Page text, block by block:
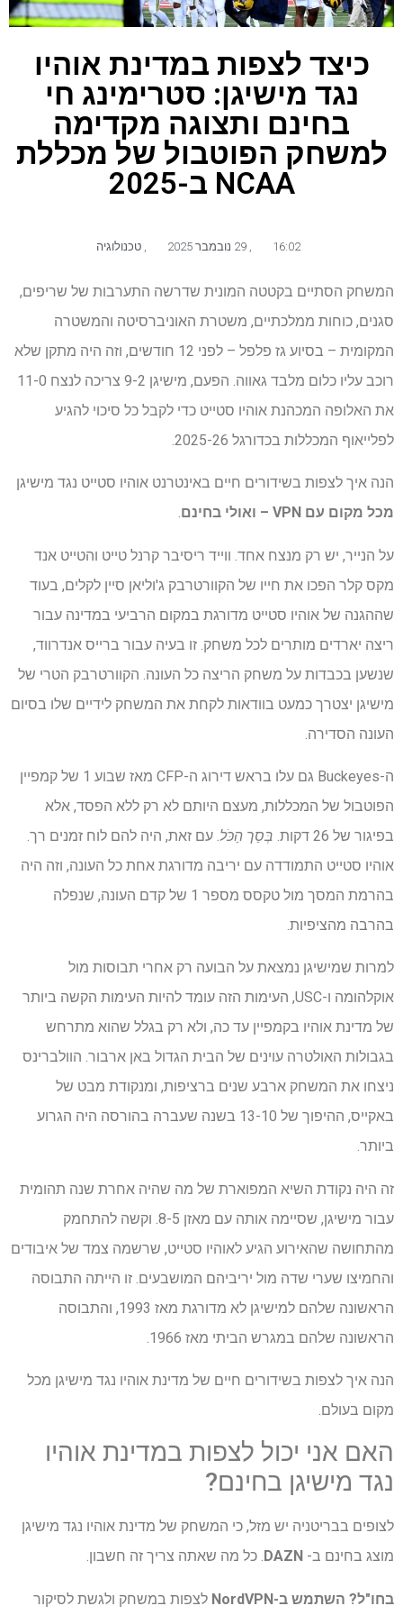
כיצד לצפות במדינת אוהיו
נגד מישיגן: סטרימינג חי
בחינם ותצוגה מקדימה
למשחק הפוטבול של מכללת
NCAA ב-2025
16:02 29 נובמבר 2025 טכנולוגיה
המשחק הסתיים בקטטה המונית שדרשה התערבות של שריפים,
סגנים, כוחות ממלכתיים, משטרת האוניברסיטה והמשטרה
המקומית – בסיוע גז פלפל – לפני 12 חודשים, וזה היה מתקן שלא
רוכב עליו כלום מלבד גאווה. הפעם, מישיגן 9-2 צריכה לנצח 11-0
את האלופה המכהנת אוהיו סטייט כדי לקבל כל סיכוי להגיע
לפלייאוף המכללות בכדורגל 2025-26.
הנה איך לצפות בשידורים חיים באינטרנט אוהיו סטייט נגד מישיגן
מכל מקום עם VPN
– ואולי בחינם.
על הנייר, יש רק מנצח אחד. ווייד ריסיבר קרנל טייט והטייט אנד
מקס קלר הפכו את חייו של הקוורטרבק ג'וליאן סיין לקלים, בעוד
שההגנה של אוהיו סטייט מדורגת במקום הרביעי במדינה עבור
ריצה יארדים מותרים לכל משחק. זו בעיה עבור ברייס אנדרווד,
שנשען בכבדות על משחק הריצה כל העונה. הקוורטרבק הטרי של
מישיגן יצטרך כמעט בוודאות לקחת את המשחק לידיים שלו בסיום
העונה הסדירה.
ה-Buckeyes גם עלו בראש דירוג ה-CFP מאז שבוע 1 של קמפיין
הפוטבול של המכללות, מעצם היותם לא רק ללא הפסד, אלא
בפיגור של 26 דקות.
בְּסַך הַכֹּל. עם זאת, היה להם לוח זמנים רך.
אוהיו סטייט התמודדה עם יריבה מדורגת אחת כל העונה, וזה היה
בהרמת המסך מול טקסס מספר 1 של קדם העונה, שנפלה
בהרבה מהציפיות.
למרות שמישיגן נמצאת על הבועה רק אחרי תבוסות מול
אוקלהומה ו-USC, העימות הזה עומד להיות העימות הקשה ביותר
של מדינת אוהיו בקמפיין עד כה, ולא רק בגלל שהוא מתרחש
בגבולות האולטרה עוינים של הבית הגדול באן ארבור. הוולברינס
ניצחו את המשחק ארבע שנים ברציפות, ומנקודת מבט של
באקייס, ההיפוך של 13-10 בשנה שעברה בהורסה היה הגרוע
ביותר.
זה היה נקודת השיא המפוארת של מה שהיה אחרת שנה תהומית
עבור מישיגן, שסיימה אותה עם מאזן 8-5. וקשה להתחמק
מהתחושה שהאירוע הגיע לאוהיו סטייט, שרשמה צמד של איבודים
והחמיצו שערי שדה מול יריביהם המושבעים. זו הייתה התבוסה
הראשונה שלהם למישיגן לא מדורגת מאז 1993, והתבוסה
הראשונה שלהם במגרש הביתי מאז 1966.
הנה איך לצפות בשידורים חיים של מדינת אוהיו נגד מישיגן מכל
מקום בעולם.
האם אני יכול לצפות במדינת אוהיו
נגד מישיגן בחינם?
לצופים בבריטניה יש מזל, כי המשחק של מדינת אוהיו נגד מישיגן
מוצג בחינם ב- DAZN . כל מה שאתה צריך זה חשבון.
בחו"ל? השתמש ב-NordVPN לצפות במשחק ולגשת לסיקור